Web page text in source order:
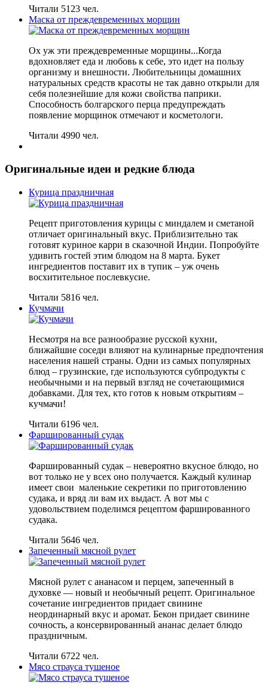
Читали 5123 чел.
Маска от преждевременных морщин
Ох уж эти преждевременные морщины...Когда
вдохновляет еда и любовь к себе, это идет на пользу
организму и внешности. Любительницы домашних
натуральных средств красоты не так давно открыли для
себя полезнейшие для кожи свойства паприки.
Способность болгарского перца предупреждать
появление морщинок отмечают и косметологи.
Читали 4990 чел.
Оригинальные идеи и редкие блюда
Курица праздничная
Рецепт приготовления курицы с миндалем и сметаной
отличает оригинальный вкус. Приблизительно так
готовят куриное карри в сказочной Индии. Попробуйте
удивить гостей этим блюдом на 8 марта. Букет
ингредиентов поставит их в тупик – уж очень
восхитительное послевкусие.
Читали 5816 чел.
Кучмачи
Несмотря на все разнообразие русской кухни,
ближайшие соседи влияют на кулинарные предпочтения
населения нашей страны. Одни из самых популярных
блюд – грузинские, где используются субпродукты с
необычными и на первый взгляд не сочетающимися
добавками. Для тех, кто готов к новым открытиям –
кучмачи!
Читали 6196 чел.
Фаршированный судак
Фаршированный судак – невероятно вкусное блюдо, но
вот только не у всех оно получается. Каждый кулинар
имеет свои маленькие секретики по приготовлению
судака, и вряд ли вам их выдаст. А вот мы с
удовольствием поделимся рецептом фаршированного
судака.
Читали 5646 чел.
Запеченный мясной рулет
Мясной рулет с ананасом и перцем, запеченный в
духовке — новый и необычный рецепт. Оригинальное
сочетание ингредиентов придает свинине
неординарный вкус и аромат. Бекон придает свинине
сочность, а консервированный ананас делает блюдо
праздничным.
Читали 6722 чел.
Мясо страуса тушеное